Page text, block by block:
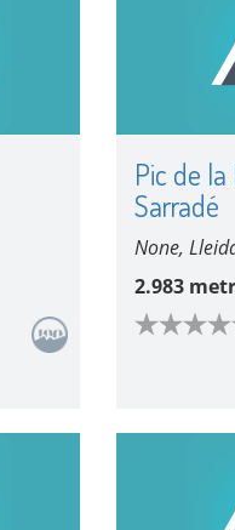
Pic de
Sarradé
None,
2.983